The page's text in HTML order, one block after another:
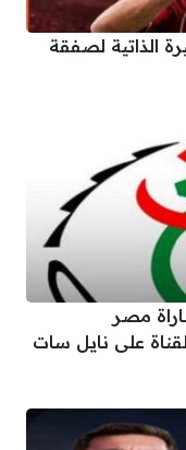
الذاتية لصفقة
مصر
على نايل سات